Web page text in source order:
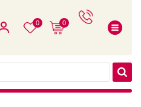
0 0